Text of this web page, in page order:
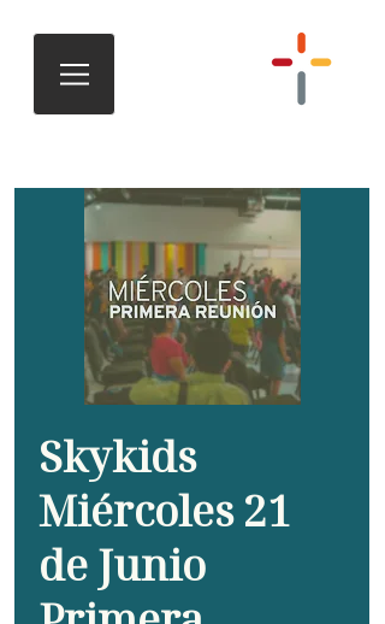
Skykids
Miércoles 21
de Junio